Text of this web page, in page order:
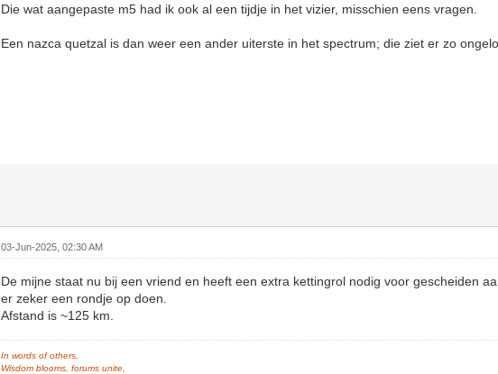
Die wat aangepaste m5 had ik ook al een tijdje in het vizier, misschien eens vragen.
Een nazca quetzal is dan weer een ander uiterste in het spectrum; die ziet er zo
03-Jun-2025, 02:30 AM
De mijne staat nu bij een vriend en heeft een extra kettingrol nodig voor gescheiden
er zeker een rondje op doen.
Afstand is ~125 km.
In words of others,
Wisdom blooms, forums unite,